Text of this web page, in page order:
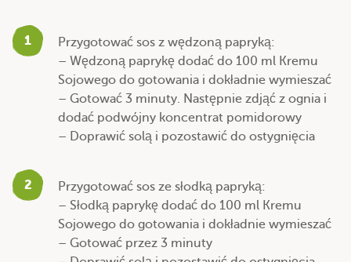
1
Przygotować sos z wędzoną papryką:
– Wędzoną paprykę dodać do 100 ml Kremu
Sojowego do gotowania i dokładnie wymieszać
– Gotować 3 minuty. Następnie zdjąć z ognia i
dodać podwójny koncentrat pomidorowy
– Doprawić solą i pozostawić do ostygnięcia
2
Przygotować sos ze słodką papryką:
– Słodką paprykę dodać do 100 ml Kremu
Sojowego do gotowania i dokładnie wymieszać
– Gotować przez 3 minuty